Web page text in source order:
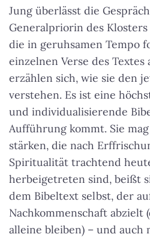
Jung überlässt die
Generalpriorin des Klosters
die in geruhsamen Tempo
einzelnen Verse des
erzählen sich, wie sie den
verstehen. Es ist eine
und individualisierende
Aufführung kommt. Sie
stärken, die nach
Spiritualität trachtend
herbeigetreten sind, beißt
dem Bibeltext selbst, der
Nachkommenschaft abzielt
alleine bleiben) – und auch